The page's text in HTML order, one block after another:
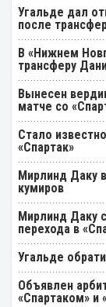
Угальде дал
после
В «Нижнем
трансферу
Вынесен
матче со
Стало
«Спартак»
Мирлинд Даку
кумиров
Мирлинд Даку
перехода в
Угальде
Объявлен
«Спартаком» и